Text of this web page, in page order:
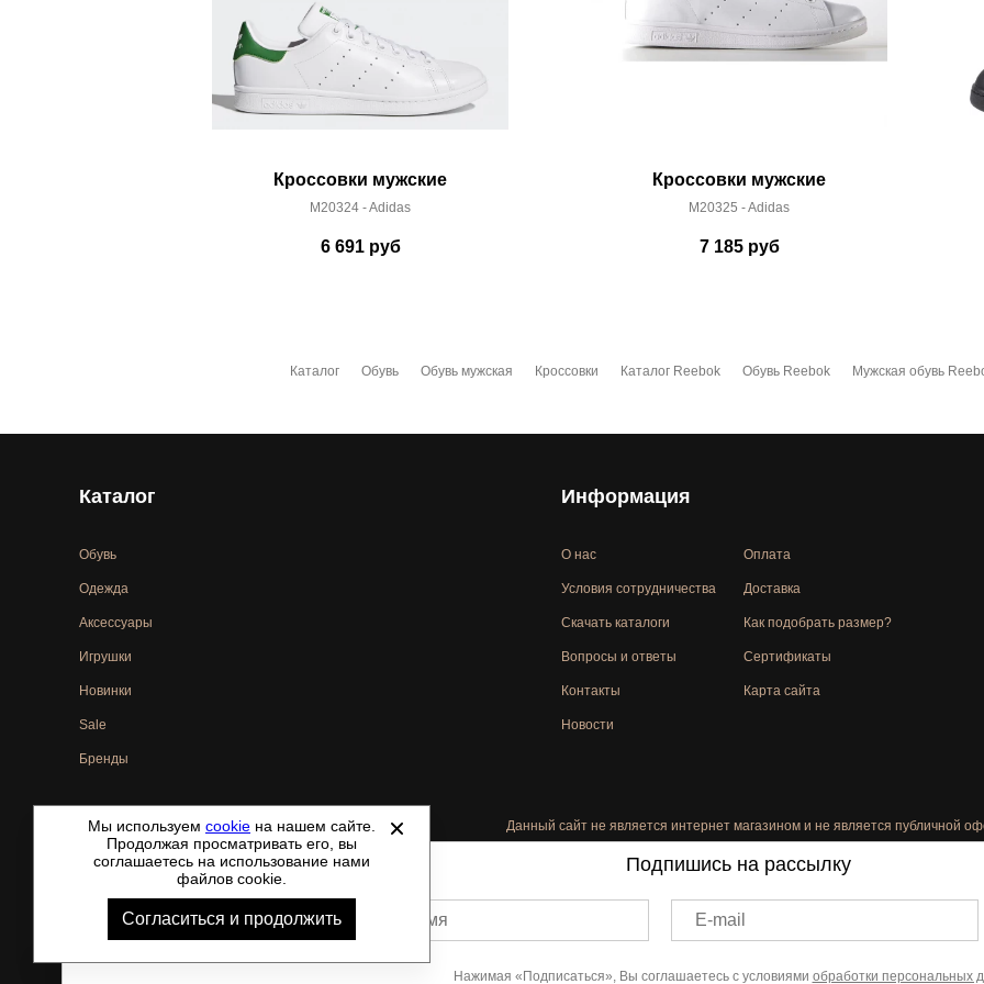
Кроссовки мужские
M20324 - Adidas
6 691руб
Кроссовки мужские
M20325 - Adidas
7 185руб
Каталог Обувь Обувь мужская Кроссовки Каталог Reebok Обувь Reebok Мужская обувь
Каталог
Обувь
Одежда
Аксессуары
Игрушки
Новинки
Sale
Бренды
Информация
О нас
Условия сотрудничества
Скачать каталоги
Вопросы и ответы
Контакты
Новости
Оплата
Доставка
Как подобрать размер?
Сертификаты
Карта сайта
©2021-2026 - ShoesTown.ru - все права защищены. Данный сайт не является интернет магазином и не является публичной
Мы используем cookie на нашем сайте.
Продолжая просматривать его, вы
соглашаетесь на использование нами
файлов cookie.
Согласиться и продолжить
Подпишись на рассылку
Ваше имя E-mail
Нажимая «Подписаться», Вы соглашаетесь с условиями обработки персональных